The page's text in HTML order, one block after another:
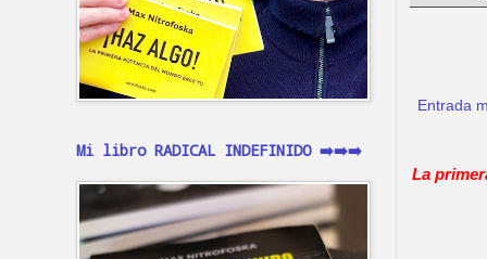
Entrada
La
Mi libro RADICAL INDEFINIDO ➡️➡️➡️